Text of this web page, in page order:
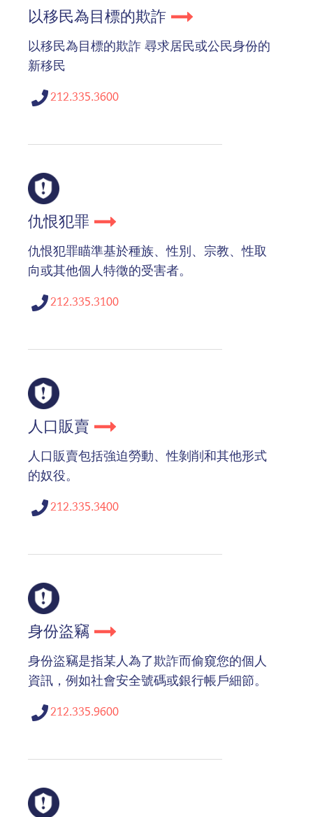
以移民為目標的欺詐
以移民為目標的欺詐 尋求居民或公民身份的
新移民
212.335.3600
仇恨犯罪
仇恨犯罪瞄準基於種族、性別、宗教、性取
向或其他個人特徵的受害者。
212.335.3100
人口販賣
人口販賣包括強迫勞動、性剝削和其他形式
的奴役。
212.335.3400
身份盜竊
身份盜竊是指某人為了欺詐而偷窺您的個人
資訊，例如社會安全號碼或銀行帳戶細節。
212.335.9600